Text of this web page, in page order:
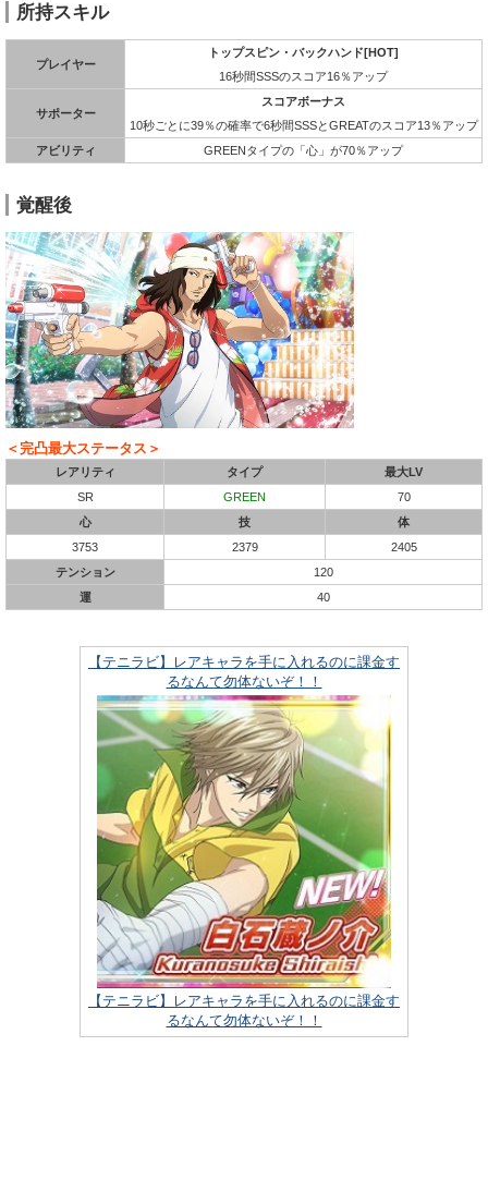
所持スキル
プレイヤー
トップスピン・バックハンド[HOT]
16秒間SSSのスコア16％アップ
サポーター
スコアボーナス
10秒ごとに39％の確率で6秒間SSSとGREATのスコア13％アップ
アビリティ
GREENタイプの「心」が70％アップ
覚醒後
＜完凸最大ステータス＞
レアリティ タイプ
最大LV
SR
GREEN
70
心
技
体
3753
2379
2405
テンション
120
運
40
【テニラビ】レアキャラを手に入れるのに課金す
るなんて勿体ないぞ！！
【テニラビ】レアキャラを手に入れるのに課金す
るなんて勿体ないぞ！！